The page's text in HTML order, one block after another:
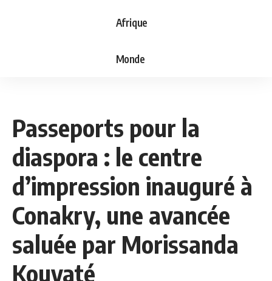
Afrique
Monde
Passeports pour la
diaspora : le centre
d’impression inauguré à
Conakry, une avancée
saluée par Morissanda
Kouyaté